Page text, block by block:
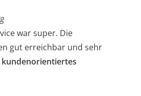
war super. Die
gut erreichbar und sehr
kundenorientiertes